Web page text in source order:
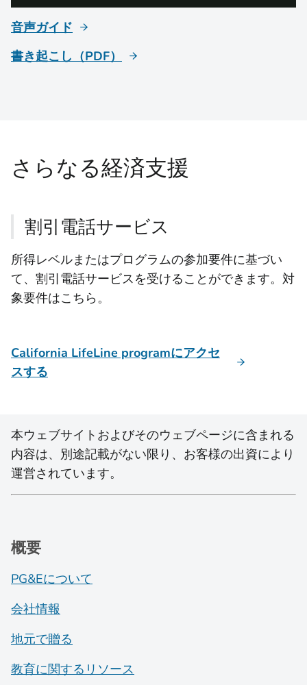
音声ガイド
書き起こし（PDF）
さらなる経済支援
割引電話サービス
所得レベルまたはプログラムの参加要件に基づい
て、割引電話サービスを受けることができます。対
象要件はこちら。
California LifeLine programにアクセ
スする
本ウェブサイトおよびそのウェブページに含まれる
内容は、別途記載がない限り、お客様の出資により
運営されています。
概要
PG&Eについて
会社情報
地元で贈る
教育に関するリソース